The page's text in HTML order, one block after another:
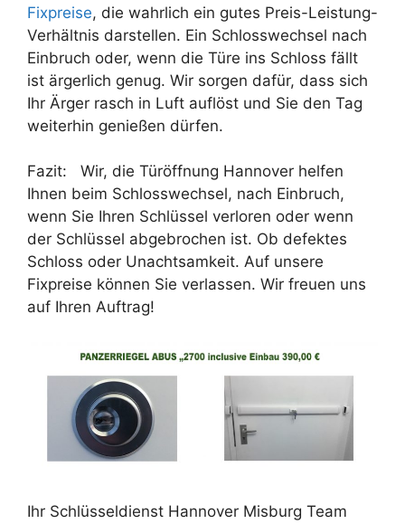
Fixpreise, die wahrlich ein gutes Preis-Leistung-
Verhältnis darstellen. Ein Schlosswechsel nach
Einbruch oder, wenn die Türe ins Schloss fällt
ist ärgerlich genug. Wir sorgen dafür, dass sich
Ihr Ärger rasch in Luft auflöst und Sie den Tag
weiterhin genießen dürfen.
Fazit: Wir, die Türöffnung Hannover helfen
Ihnen beim Schlosswechsel, nach Einbruch,
wenn Sie Ihren Schlüssel verloren oder wenn
der Schlüssel abgebrochen ist. Ob defektes
Schloss oder Unachtsamkeit. Auf unsere
Fixpreise können Sie verlassen. Wir freuen uns
auf Ihren Auftrag!
Ihr Schlüsseldienst Hannover Misburg Team